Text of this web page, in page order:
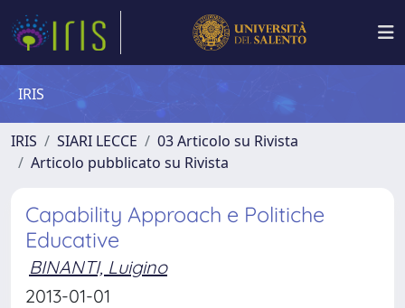
IRIS
IRIS SIARI LECCE
03 Articolo su Rivista
Articolo pubblicato su Rivista
Capability Approach e Politiche
Educative
BINANTI, Luigino
2013-01-01